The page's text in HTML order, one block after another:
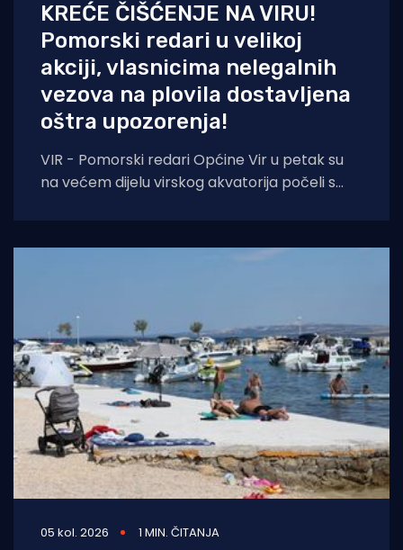
KREĆE ČIŠĆENJE NA VIRU!
Pomorski redari u velikoj
akciji, vlasnicima nelegalnih
vezova na plovila dostavljena
oštra upozorenja!
VIR - Pomorski redari Općine Vir u petak su
na većem dijelu virskog akvatorija počeli s
05 kol. 2026 1 MIN. ČITANJA